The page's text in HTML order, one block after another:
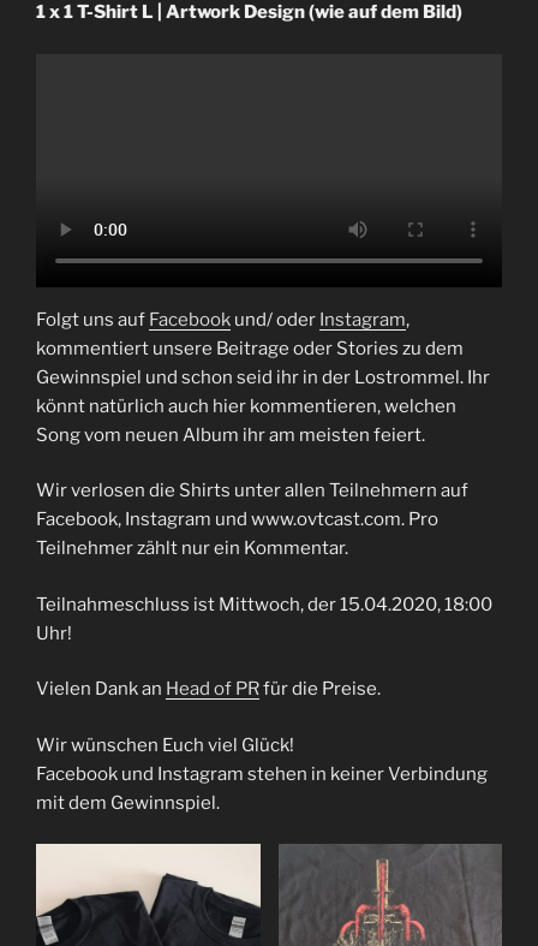
1 x 1T-Shirt L | Artwork Design (wie auf dem Bild)
Folgt uns auf Facebook und/ oder Instagram,
kommentiert unsere Beitrage oder Stories zu dem
Gewinnspiel und schon seid ihr in der Lostrommel. Ihr
könnt natürlich auch hier kommentieren, welchen
Song vom neuen Album ihr am meisten feiert.
Wir verlosen die Shirts unter allen Teilnehmern auf
Facebook, Instagram und www.ovtcast.com. Pro
Teilnehmer zählt nur ein Kommentar.
Teilnahmeschluss ist Mittwoch, der 15.04.2020, 18:00
Uhr!
Vielen Dank an Head of PRfür die Preise.
Wir wünschen Euch viel Glück!
Facebook und Instagram stehen in keiner Verbindung
mit dem Gewinnspiel.